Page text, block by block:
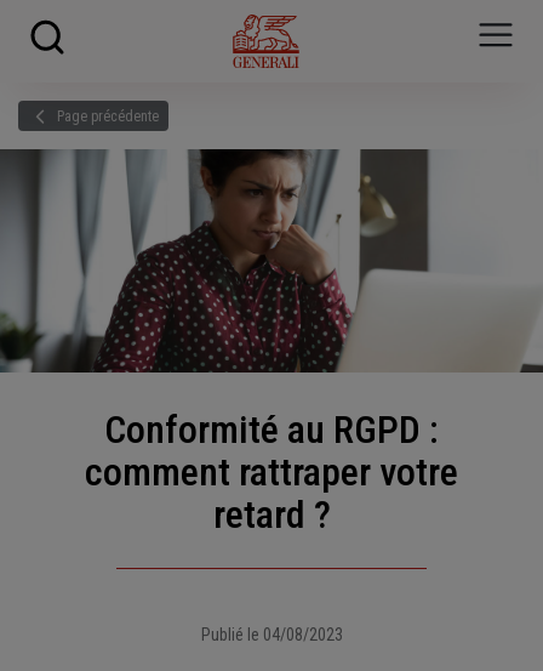
Page précédente
Conformité au RGPD :
comment rattraper votre
retard ?
Publié le 04/08/2023